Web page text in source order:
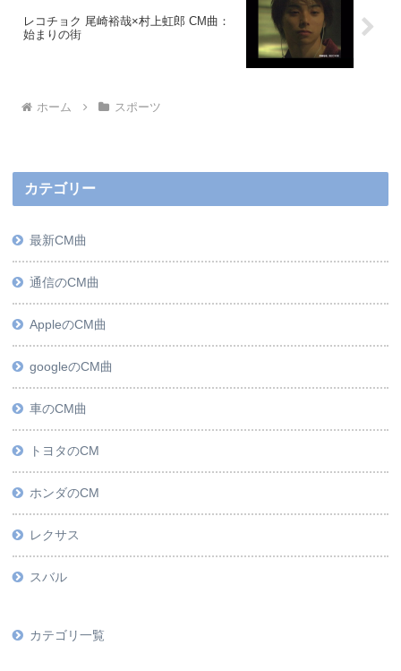
レコチョク 尾崎裕哉×村上虹郎 CM曲：
始まりの街
ホーム スポーツ
カテゴリー
最新CM曲
通信のCM曲
AppleのCM曲
googleのCM曲
車のCM曲
トヨタのCM
ホンダのCM
レクサス
スバル
カテゴリ一覧